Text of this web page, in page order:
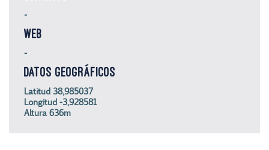
-
WEB
-
DATOS GEOGRÁFICOS
Latitud 38,985037
Longitud -3,928581
Altura 636m